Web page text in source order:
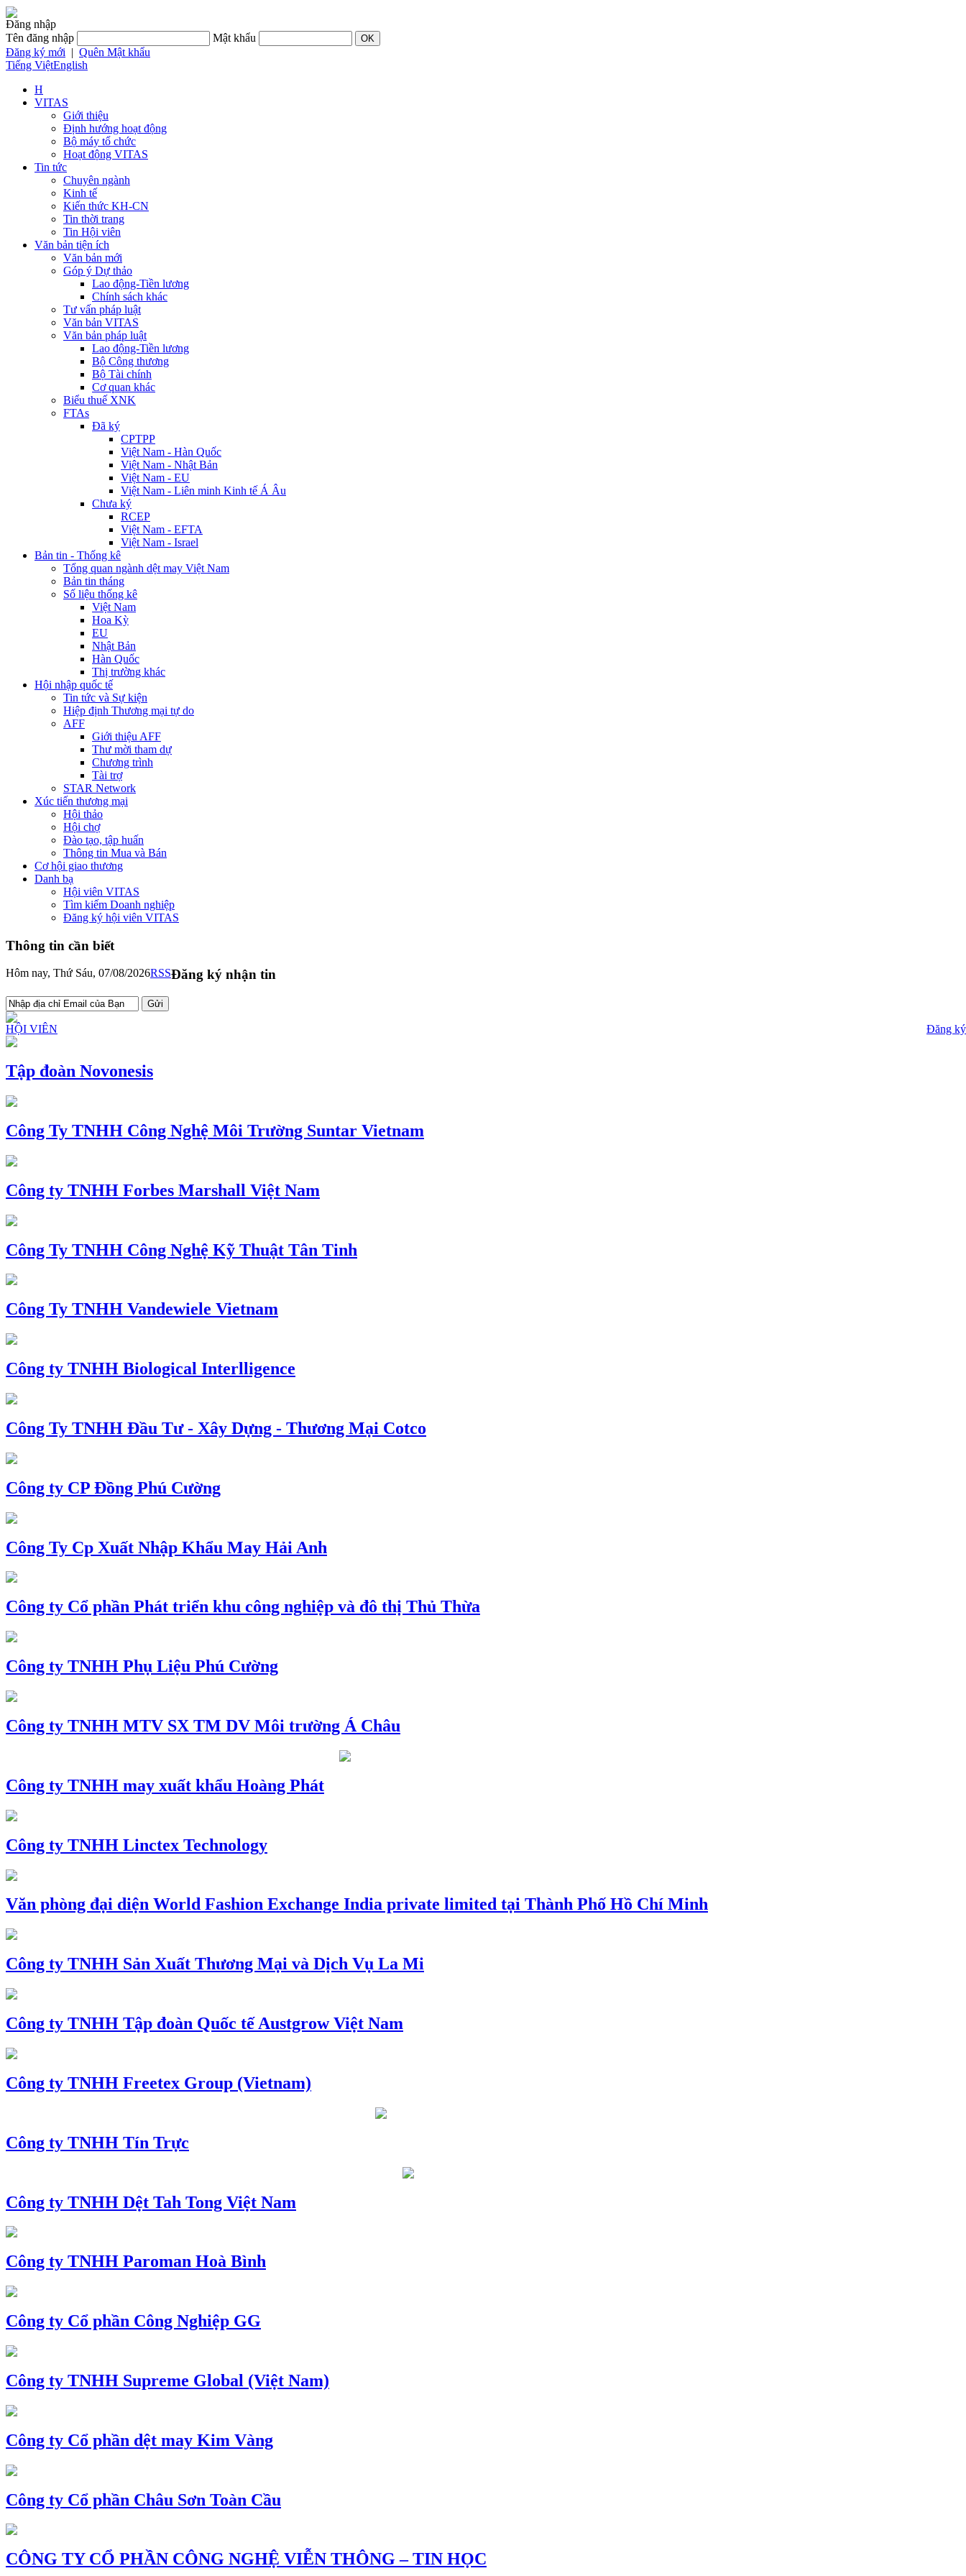
Đăng nhập
Tên đăng nhập
Mật khẩu
Đăng ký mới | Quên Mật khẩu
Tiếng ViệtEnglish
H
VITAS
Giới thiệu
Định hướng hoạt động
Bộ máy tổ chức
Hoạt động VITAS
Tin tức
Chuyên ngành
Kinh tế
Kiến thức KH-CN
Tin thời trang
Tin Hội viên
Văn bản tiện ích
Văn bản mới
Góp ý Dự thảo
Lao động-Tiền lương
Chính sách khác
Tư vấn pháp luật
Văn bản VITAS
Văn bản pháp luật
Lao động-Tiền lương
Bộ Công thương
Bộ Tài chính
Cơ quan khác
Biểu thuế XNK
FTAs
Đã ký
CPTPP
Việt Nam - Hàn Quốc
Việt Nam - Nhật Bản
Việt Nam - EU
Việt Nam - Liên minh Kinh tế Á Âu
Chưa ký
RCEP
Việt Nam - EFTA
Việt Nam - Israel
Bản tin - Thống kê
Tổng quan ngành dệt may Việt Nam
Bản tin tháng
Số liệu thống kê
Việt Nam
Hoa Kỳ
EU
Nhật Bản
Hàn Quốc
Thị trường khác
Hội nhập quốc tế
Tin tức và Sự kiện
Hiệp định Thương mại tự do
AFF
Giới thiệu AFF
Thư mời tham dự
Chương trình
Tài trợ
STAR Network
Xúc tiến thương mại
Hội thảo
Hội chợ
Đào tạo, tập huấn
Thông tin Mua và Bán
Cơ hội giao thương
Danh bạ
Hội viên VITAS
Tìm kiếm Doanh nghiệp
Đăng ký hội viên VITAS
Thông tin cần biết
Hôm nay, Thứ Sáu, 07/08/2026RSSĐăng ký nhận tin
HỘI VIÊN Đăng ký
Tập đoàn Novonesis
Công Ty TNHH Công Nghệ Môi Trường Suntar Vietnam
Công ty TNHH Forbes Marshall Việt Nam
Công Ty TNHH Công Nghệ Kỹ Thuật Tân Tinh
Công Ty TNHH Vandewiele Vietnam
Công ty TNHH Biological Interlligence
Công Ty TNHH Đầu Tư - Xây Dựng - Thương Mại Cotco
Công ty CP Đồng Phú Cường
Công Ty Cp Xuất Nhập Khẩu May Hải Anh
Công ty Cổ phần Phát triển khu công nghiệp và đô thị Thủ Thừa
Công ty TNHH Phụ Liệu Phú Cường
Công ty TNHH MTV SX TM DV Môi trường Á Châu
Công ty TNHH may xuất khẩu Hoàng Phát
Công ty TNHH Linctex Technology
Văn phòng đại diện World Fashion Exchange India private limited tại Thành Phố Hồ Chí Minh
Công ty TNHH Sản Xuất Thương Mại và Dịch Vụ La Mi
Công ty TNHH Tập đoàn Quốc tế Austgrow Việt Nam
Công ty TNHH Freetex Group (Vietnam)
Công ty TNHH Tín Trực
Công ty TNHH Dệt Tah Tong Việt Nam
Công ty TNHH Paroman Hoà Bình
Công ty Cổ phần Công Nghiệp GG
Công ty TNHH Supreme Global (Việt Nam)
Công ty Cổ phần dệt may Kim Vàng
Công ty Cổ phần Châu Sơn Toàn Cầu
CÔNG TY CỔ PHẦN CÔNG NGHỆ VIỄN THÔNG – TIN HỌC